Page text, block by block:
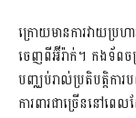
ក្រោយមានការវាយប្រ
ចេញពីអ៊ីរ៉ាក់។ កងទ័ពច
បញ្ឈប់រាល់ប្រតិបត្តិកា
ការពារជាច្រើននៅព